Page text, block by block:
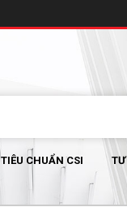
TIÊU CHUẨN CSI